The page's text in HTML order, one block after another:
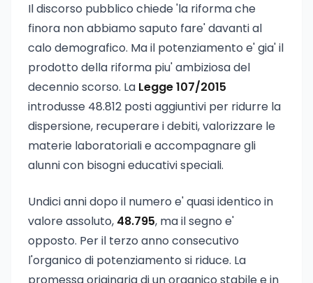
Il discorso pubblico chiede 'la riforma che
finora non abbiamo saputo fare' davanti al
calo demografico. Ma il potenziamento e' gia' il
prodotto della riforma piu' ambiziosa del
decennio scorso. La Legge 107/2015
introdusse 48.812 posti aggiuntivi per ridurre la
dispersione, recuperare i debiti, valorizzare le
materie laboratoriali e accompagnare gli
alunni con bisogni educativi speciali.
Undici anni dopo il numero e' quasi identico in
valore assoluto, 48.795, ma il segno e'
opposto. Per il terzo anno consecutivo
l'organico di potenziamento si riduce. La